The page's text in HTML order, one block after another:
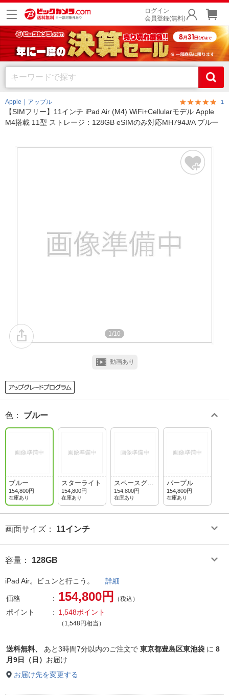
ログイン
会員登録(無料)
Apple｜アップル 1
【SIMフリー】11インチ iPad Air (M4) WiFi+Cellularモデル Apple
M4搭載 11型 ストレージ：128GB eSIMのみ対応MH794J/A ブルー
1/10
動画あり
色 ： ブルー
ブルー
154,800円
在庫あり
スターライト
154,800円
在庫あり
スペースグレ
イ
154,800円
在庫あり
パープル
154,800円
在庫あり
画面サイズ ： 11インチ
容量 ： 128GB
iPad Air。ビュンと行こう。 詳細
価格 154,800円 （税込）
ポイント 1,548ポイント
（1,548円相当）
送料無料、 あと3時間7分以内のご注文で 東京都豊島区東池袋 に 8
月9日（日） お届け
お届け先を変更する